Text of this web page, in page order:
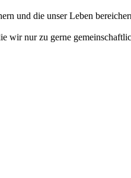
und die unser Leben
wir nur zu gerne